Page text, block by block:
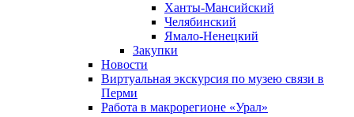
Ханты-Мансийский
Челябинский
Ямало-Ненецкий
Закупки
Новости
Виртуальная экскурсия по музею связи в
Перми
Работа в макрорегионе «Урал»